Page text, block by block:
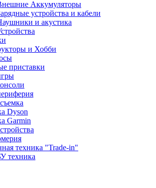
Аккумуляторы
устройства и кабели
и акустика
и Хобби
приставки
Dyson
Garmin
техника "Trade-in"
техника